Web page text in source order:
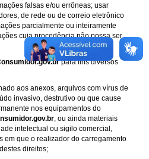
falsas e/ou errôneas; usar
de rede ou de correio eletrônico
parcialmente ou inteiramente
cuja procedência não possa ser
para fins diversos
aos anexos, arquivos com vírus de
invasivo, destrutivo ou que cause
nos equipamentos do
, ou ainda materiais
intelectual ou sigilo comercial,
em que o realizador do carregamento
direitos;